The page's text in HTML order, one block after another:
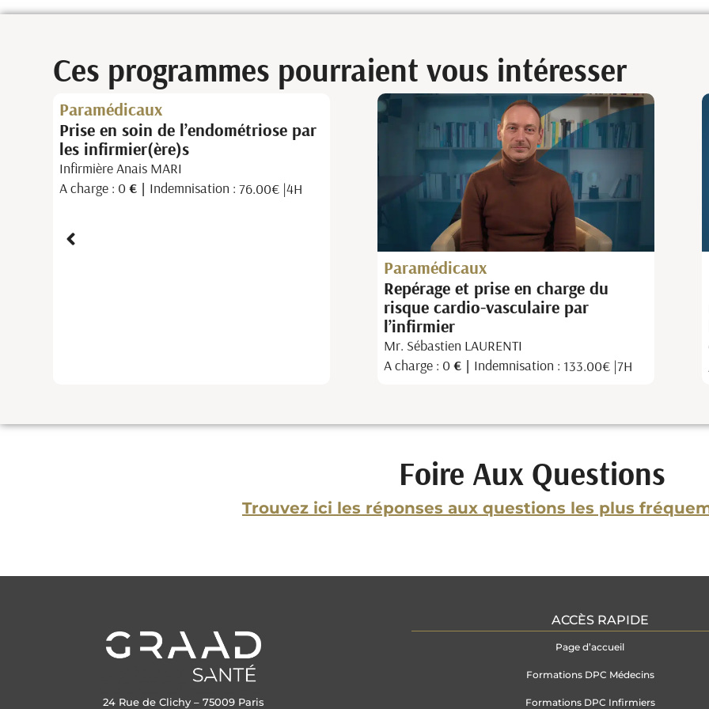
Ces programmes pourraient vous intéresser
Paramédicaux
Dépistage et prise en charge de la
maladie d’Alzheimer : Rôle de
l’infirmier
Christophe BETBEZE-ABADIE
A charge : 0€ | Indemnisation : 76.00€ | 7H
Foire Aux Questions
Trouvez ici les réponses aux questions les plus
24 Rue de Clichy – 75009 Paris
ACCÈS RAPIDE
Page d’accueil
Formations DPC Médecins
Formations DPC Infirmiers